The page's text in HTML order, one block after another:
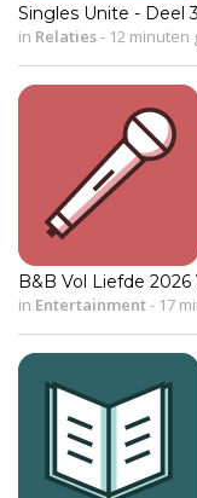
Singles Unite - Deel
in Relaties- 12 minuten
B&B Vol Liefde
in Entertainment- 17